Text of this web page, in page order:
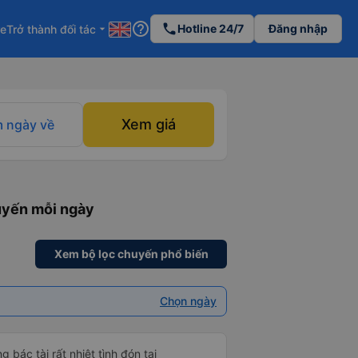
Trở thành đối tác arrow_drop_down help_outline phoneHotline 24/7 Đăng nhập
ngày về Xem giá
mỗi ngày
Xem bộ lọc chuyến phổ biến
Chọn ngày
bác tài rất nhiệt tình đón tại